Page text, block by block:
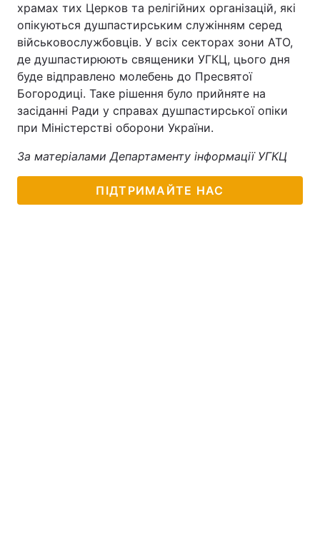
храмах тих Церков та релігійних організацій, які
опікуються душпастирським служінням серед
військовослужбовців. У всіх секторах зони АТО,
де душпастирюють священики УГКЦ, цього дня
буде відправлено молебень до Пресвятої
Богородиці. Таке рішення було прийняте на
засіданні Ради у справах душпастирської опіки
при Міністерстві оборони України.
За матеріалами Департаменту інформації УГКЦ
ПІДТРИМАЙТЕ НАС